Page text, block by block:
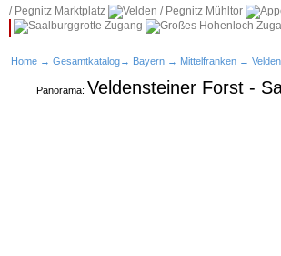
Home → Gesamtkatalog→ Bayern → Mittelfranken →
Panorama: Veldensteiner Forst -